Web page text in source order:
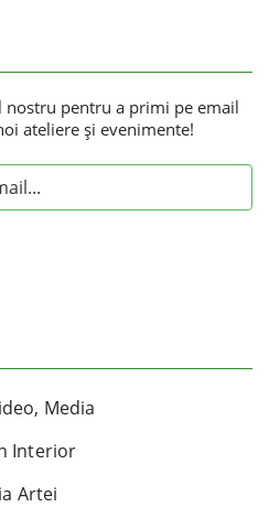
nostru pentru a primi pe email
ateliere şi evenimente!
Media
Interior
Artei